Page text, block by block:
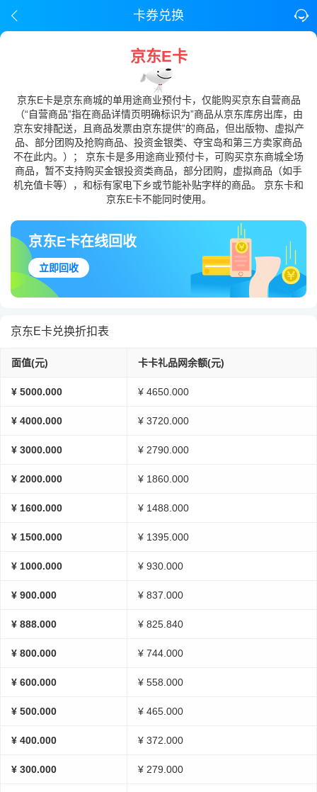
卡券兑换
京东E卡
京东E卡是京东商城的单用途商业预付卡，仅能购买京东自营商品
（“自营商品”指在商品详情页明确标识为”商品从京东库房出库，由
京东安排配送，且商品发票由京东提供”的商品，但出版物、虚拟产
品、部分团购及抢购商品、投资金银类、夺宝岛和第三方卖家商品
不在此内。）； 京东卡是多用途商业预付卡，可购买京东商城全场
商品，暂不支持购买金银投资类商品，部分团购，虚拟商品（如手
机充值卡等），和标有家电下乡或节能补贴字样的商品。 京东卡和
京东E卡不能同时使用。
京东E卡在线回收
立即回收
京东E卡兑换折扣表
面值(元) 卡卡礼品网余额(元)
¥ 5000.000 ¥ 4650.000
¥ 4000.000 ¥ 3720.000
¥ 3000.000 ¥ 2790.000
¥ 2000.000 ¥ 1860.000
¥ 1600.000 ¥ 1488.000
¥ 1500.000 ¥ 1395.000
¥ 1000.000 ¥ 930.000
¥ 900.000 ¥ 837.000
¥ 888.000 ¥ 825.840
¥ 800.000 ¥ 744.000
¥ 600.000 ¥ 558.000
¥ 500.000 ¥ 465.000
¥ 400.000 ¥ 372.000
¥ 300.000 ¥ 279.000